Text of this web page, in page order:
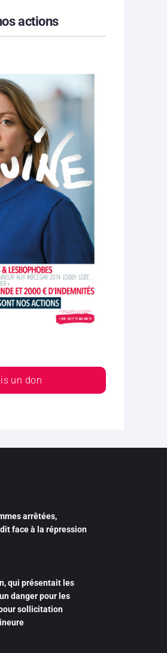
actions
un don
arrêtées,
face à la répression
qui présentait les
danger pour les
sollicitation